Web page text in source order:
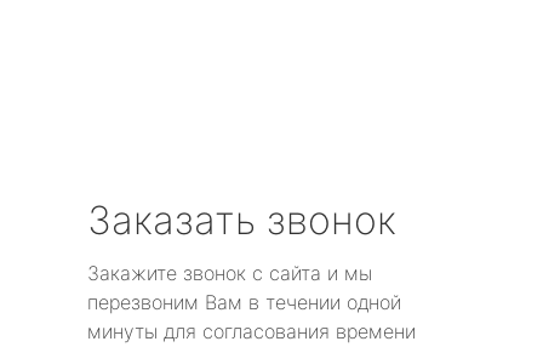
Заказать звонок
Закажите звонок с сайта и мы
перезвоним Вам в течении одной
минуты для согласования времени